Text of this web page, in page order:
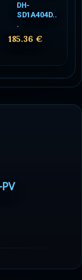
DH-
SD1A404D..
.
185.36 €